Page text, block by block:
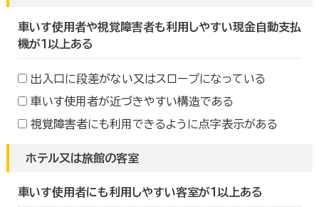
車いす使用者や視覚障害者も利用しやすい現金自動支払
機が１以上ある
出入口に段差がない又はスロープになっている
車いす使用者が近づきやすい構造である
視覚障害者にも利用できるように点字表示がある
ホテル又は旅館の客室
車いす使用者にも利用しやすい客室が１以上ある